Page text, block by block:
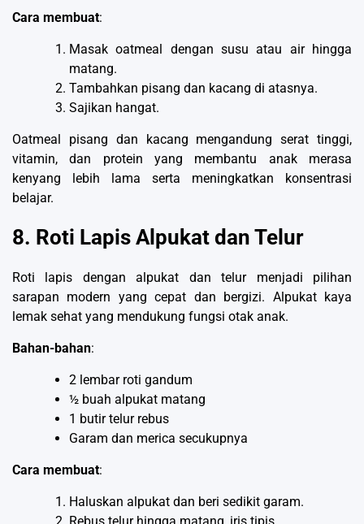
Cara membuat:
Masak oatmeal dengan susu atau air hingga
matang.
Tambahkan pisang dan kacang di atasnya.
Sajikan hangat.
Oatmeal pisang dan kacang mengandung serat tinggi,
vitamin, dan protein yang membantu anak merasa
kenyang lebih lama serta meningkatkan konsentrasi
belajar.
8. Roti Lapis Alpukat dan Telur
Roti lapis dengan alpukat dan telur menjadi pilihan
sarapan modern yang cepat dan bergizi. Alpukat kaya
lemak sehat yang mendukung fungsi otak anak.
Bahan-bahan:
2 lembar roti gandum
½ buah alpukat matang
1 butir telur rebus
Garam dan merica secukupnya
Cara membuat:
Haluskan alpukat dan beri sedikit garam.